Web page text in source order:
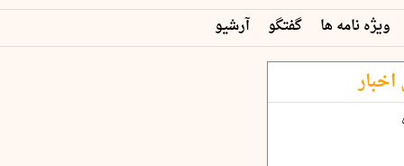
ویژه نامه ها گفتگو آرشیو